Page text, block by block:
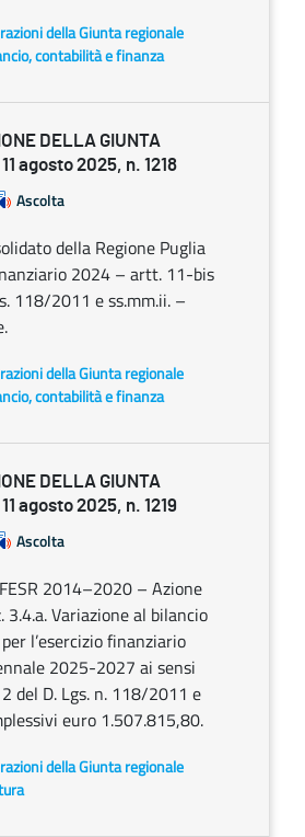
della Giunta regionale
contabilità e finanza
DELLA GIUNTA
agosto 2025, n. 1218
Ascolta
della Regione Puglia
2024 – artt. 11-bis
118/2011 e ss.mm.ii. –
della Giunta regionale
contabilità e finanza
DELLA GIUNTA
agosto 2025, n. 1219
Ascolta
FESR 2014–2020 – Azione
3.4.a. Variazione al bilancio
l’esercizio finanziario
2025-2027 ai sensi
del D. Lgs. n. 118/2011 e
euro 1.507.815,80.
della Giunta regionale